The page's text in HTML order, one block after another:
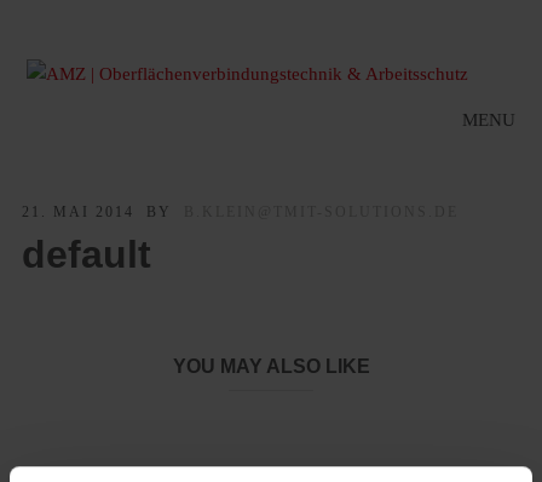
MENU
21. MAI 2014 BY
default
YOU MAY ALSO LIKE